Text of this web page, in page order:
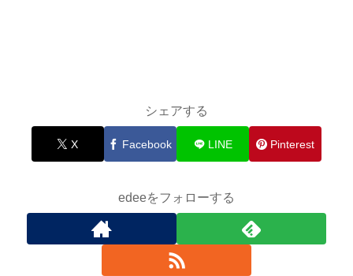
シェアする
X Facebook LINE Pinterest
edeeをフォローする